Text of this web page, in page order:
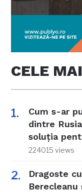
CELE
Cum s-ar
dintre
soluția
224015 views
Dragoste